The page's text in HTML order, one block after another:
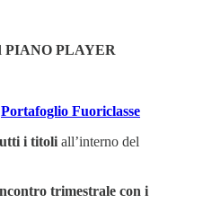
PIANO PLAYER
Portafoglio Fuoriclasse
i titoli all’interno del
trimestrale con i